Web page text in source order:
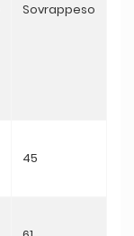
Sovrappeso
45